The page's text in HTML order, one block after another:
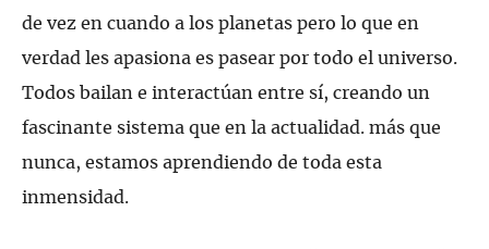
de vez en cuando a los planetas pero lo que en
verdad les apasiona es pasear por todo el universo.
Todos bailan e interactúan entre sí, creando un
fascinante sistema que en la actualidad. más que
nunca, estamos aprendiendo de toda esta
inmensidad.